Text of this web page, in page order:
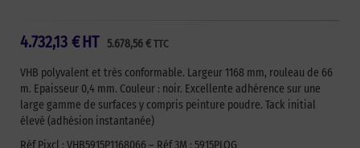
4.732,13 € 5.678,56€ TTC
HT
VHB polyvalent et très conformable. Largeur 1168 mm, rouleau de 66
m. Epaisseur 0,4 mm. Couleur : noir. Excellente adhérence sur une
large gamme de surfaces y compris peinture poudre. Tack initial
élevé (adhésion instantanée)